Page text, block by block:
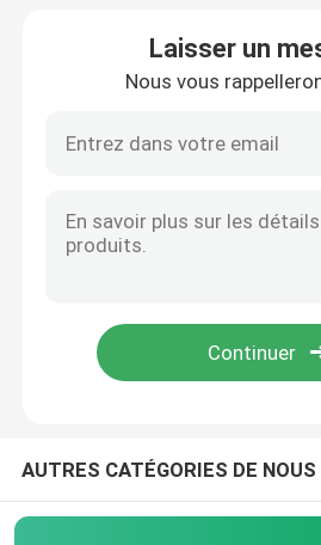
Laisser un
Nous vous
AUTRES CATÉGORIES DE NOUS